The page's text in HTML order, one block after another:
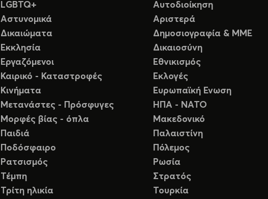
LGBTQ+
Αστυνομικά
Δικαιώματα
Εκκλησία
Εργαζόμενοι
Καιρικό - Καταστροφές
Κινήματα
Μετανάστες - Πρόσφυγες
Μορφές βίας - όπλα
Παιδιά
Ποδόσφαιρο
Ρατσισμός
Τέμπη
Τρίτη ηλικία
Αυτοδιοίκηση
Αριστερά
Δημοσιογραφία & ΜΜΕ
Δικαιοσύνη
Εθνικισμός
Εκλογές
Ευρωπαϊκή Ενωση
ΗΠΑ - ΝΑΤΟ
Μακεδονικό
Παλαιστίνη
Πόλεμος
Ρωσία
Στρατός
Τουρκία